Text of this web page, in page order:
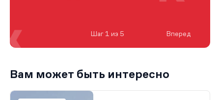
Шаг 1 из 5 Вперед
Вам может быть интересно